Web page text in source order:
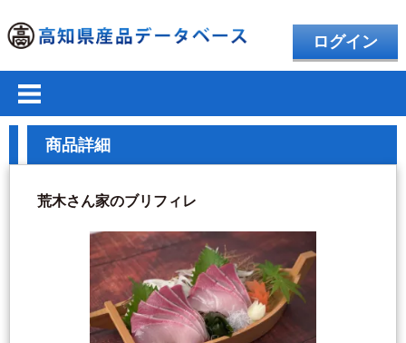
ログイン
商品詳細
荒木さん家のブリフィレ